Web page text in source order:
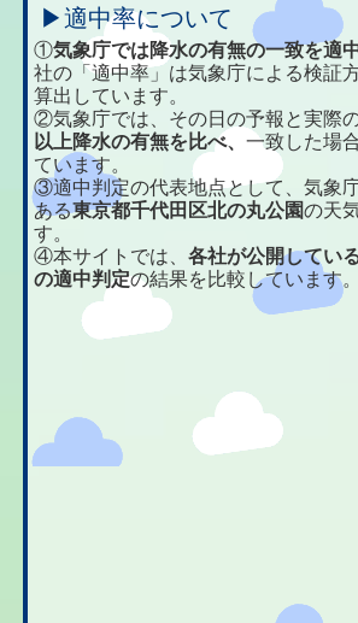
▶適中率について
①気象庁では降水の有無の一致を適
社の「適中率」は気象庁による検証
算出しています。
②気象庁では、その日の予報と実際
以上降水の有無を比べ、一致した場
ています。
③適中判定の代表地点として、気象
ある東京都千代田区北の丸公園の天
す。
④本サイトでは、各社が公開してい
の適中判定の結果を比較しています。